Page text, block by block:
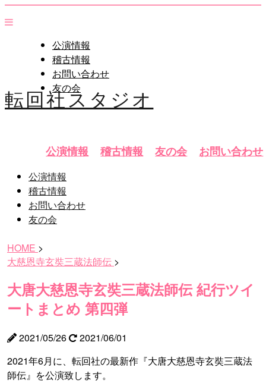
公演情報
稽古情報
お問い合わせ
友の会
転回社スタジオ
公演情報 稽古情報 友の会 お問い合わせ
公演情報
稽古情報
お問い合わせ
友の会
HOME >
大慈恩寺玄奘三蔵法師伝 >
大唐大慈恩寺玄奘三蔵法師伝 紀行ツイ
ートまとめ 第四弾
2021/05/26
2021/06/01
2021年6月に、転回社の最新作『大唐大慈恩寺玄奘三蔵法
師伝』を公演致します。